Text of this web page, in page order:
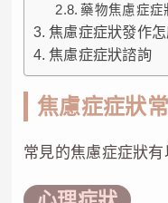
藥物焦慮症症
焦慮症症狀發作怎
焦慮症症狀諮詢
焦慮症症狀
常見的焦慮症症狀有